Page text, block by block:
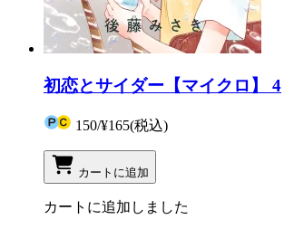
初恋とサイダー【マイクロ】 4
150/¥165(税込)
カートに追加
カートに追加しました